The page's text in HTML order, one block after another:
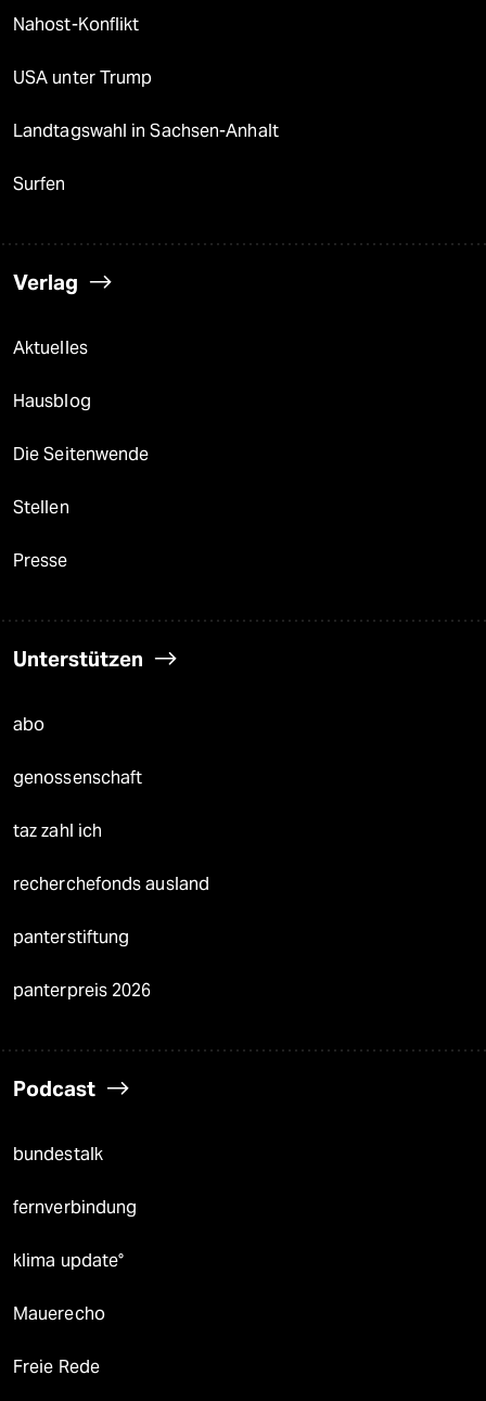
Nahost-Konflikt
USA unter Trump
Landtagswahl in Sachsen-Anhalt
Surfen
Verlag
Aktuelles
Hausblog
Die Seitenwende
Stellen
Presse
Unterstützen
abo
genossenschaft
taz zahl ich
recherchefonds ausland
panterstiftung
panterpreis 2026
Podcast
bundestalk
fernverbindung
klima update°
Mauerecho
Freie Rede